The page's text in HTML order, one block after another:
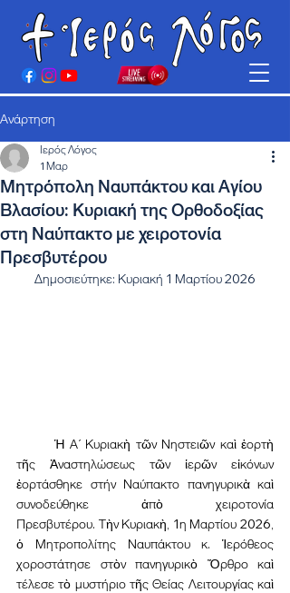
Ανάρτηση
Μητρόπολη Ναυπάκτου και Αγίου
Βλασίου: Κυριακή της Ορθοδοξίας
στη Ναύπακτο με χειροτονία
Πρεσβυτέρου
Ιερός Λόγος
1 Μαρ
Δημοσιεύτηκε: Κυριακή 1 Μαρτίου 2026
	Ἡ Α΄ Κυριακὴ τῶν Νηστειῶν καὶ ἑορτὴ
τῆς Ἀναστηλώσεως τῶν ἱερῶν εἰκόνων
ἑορτάσθηκε στήν Ναύπακτο πανηγυρικὰ καὶ
συνοδεύθηκε ἀπὸ χειροτονία
Πρεσβυτέρου. Τὴν Κυριακὴ, 1η Μαρτίου 2026,
ὁ Μητροπολίτης Ναυπάκτου κ. Ἱερόθεος
χοροστάτησε στὸν πανηγυρικὸ Ὄρθρο καὶ
τέλεσε τὸ μυστήριο τῆς Θείας Λειτουργίας καὶ